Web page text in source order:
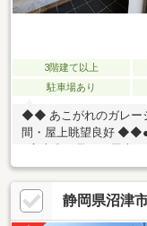
3階建て以上
駐車場あり
◆◆ あこがれのガレー
間・屋上眺望良好
帖 ●２Fリビングダイ
接室内へアクセス駐車
外装リフォーム、海ま
り良好、南側道路面す
静岡県沼津